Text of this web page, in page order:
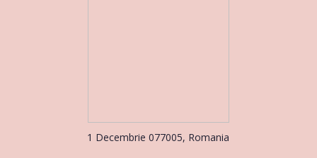
1 Decembrie 077005, Romania